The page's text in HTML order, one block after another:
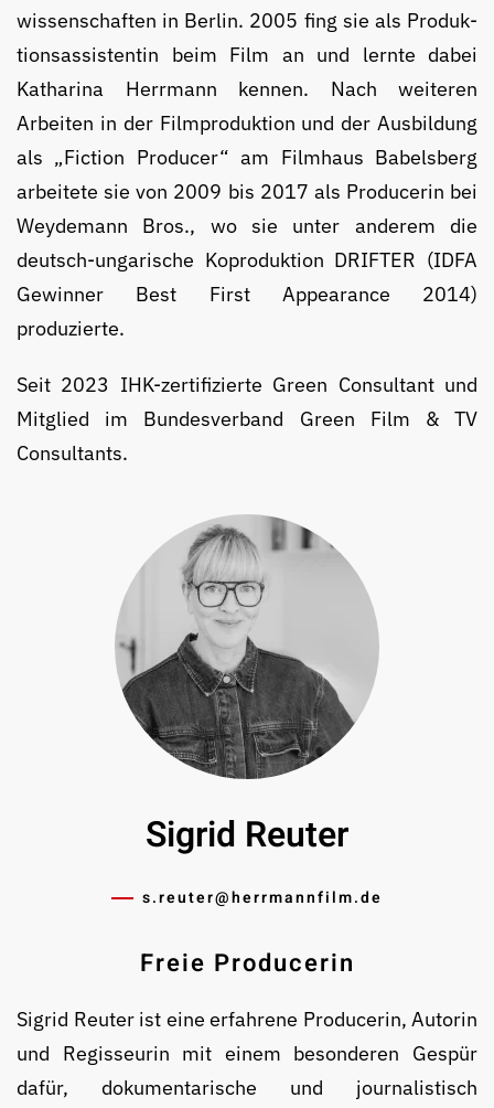
wissen­schaf­ten in Berlin. 2005 fing sie als Pro­duk­
tions­assistentin beim Film an und lernte dabei
Katharina Herr­mann kennen. Nach weiteren
Arbeiten in der Filmproduktion und der Ausbildung
als „Fiction Producer“ am Filmhaus Babels­berg
arbeitete sie von 2009 bis 2017 als Pro­du­cerin bei
Weydemann Bros., wo sie unter anderem die
deutsch-ungarische Ko­pro­duk­tion DRIFTER (IDFA
Gewinner Best First Appearance 2014)
produzierte.
Seit 2023 IHK-zertifizierte Green Consultant und
Mitglied im Bun­des­ver­band Green Film & TV
Consultants.
Sigrid Reuter
s.reuter@­herrmannfilm.de
Freie Producerin
Sigrid Reuter ist eine erfahrene Producerin, Autorin
und Regisseurin mit einem besonderen Gespür
dafür, doku­mentarische und jour­nalistisch